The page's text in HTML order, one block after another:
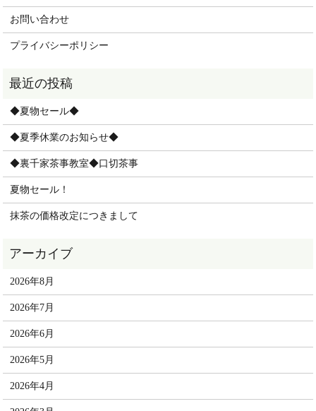
お問い合わせ
プライバシーポリシー
◆夏物セール◆
◆夏季休業のお知らせ◆
◆裏千家茶事教室◆口切茶事
夏物セール！
抹茶の価格改定につきまして
2026年8月
2026年7月
2026年6月
2026年5月
2026年4月